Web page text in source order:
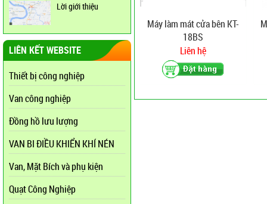
Lời giới thiệu
LIÊN KẾT WEBSITE
Thiết bị công nghiệp
Van công nghiệp
Đồng hồ lưu lượng
VAN BI ĐIỀU KHIỂN KHÍ NÉN
Van, Mặt Bích và phụ kiện
Quạt Công Nghiệp
Máy làm mát cửa bên KT-
18BS
Liên hệ